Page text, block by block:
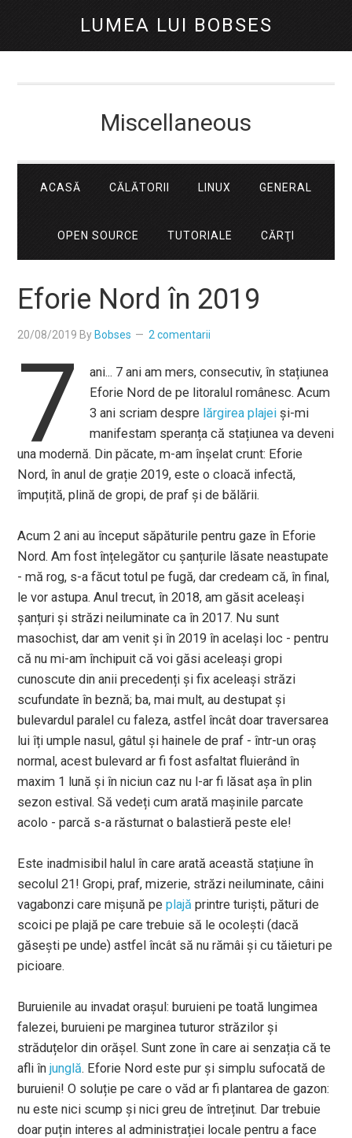
LUMEA LUI BOBSES
Miscellaneous
ACASĂ CĂLĂTORII LINUX GENERAL
OPEN SOURCE TUTORIALE CĂRŢI
Eforie Nord în 2019
20/08/2019 By Bobses 2 comentarii
7
ani... 7 ani am mers, consecutiv, în stațiunea
Eforie Nord de pe litoralul românesc. Acum
3 ani scriam despre lărgirea plajei și-mi
manifestam speranța că stațiunea va deveni
una modernă. Din păcate, m-am înșelat crunt: Eforie
Nord, în anul de grație 2019, este o cloacă infectă,
împuțită, plină de gropi, de praf și de bălării.
Acum 2 ani au început săpăturile pentru gaze în Eforie
Nord. Am fost înțelegător cu șanțurile lăsate neastupate
- mă rog, s-a făcut totul pe fugă, dar credeam că, în final,
le vor astupa. Anul trecut, în 2018, am găsit aceleași
șanțuri și străzi neiluminate ca în 2017. Nu sunt
masochist, dar am venit și în 2019 în același loc - pentru
că nu mi-am închipuit că voi găsi aceleași gropi
cunoscute din anii precedenți și fix aceleași străzi
scufundate în beznă; ba, mai mult, au destupat și
bulevardul paralel cu faleza, astfel încât doar traversarea
lui îți umple nasul, gâtul și hainele de praf - într-un oraș
normal, acest bulevard ar fi fost asfaltat fluierând în
maxim 1 lună și în niciun caz nu l-ar fi lăsat așa în plin
sezon estival. Să vedeți cum arată mașinile parcate
acolo - parcă s-a răsturnat o balastieră peste ele!
Este inadmisibil halul în care arată această stațiune în
secolul 21! Gropi, praf, mizerie, străzi neiluminate, câini
vagabonzi care mișună peplajă printre turiști, pături de
scoici pe plajă pe care trebuie să le ocolești (dacă
găsești pe unde) astfel încât să nu rămâi și cu tăieturi pe
picioare.
Buruienile au invadat orașul: buruieni pe toată lungimea
falezei, buruieni pe marginea tuturor străzilor și
străduțelor din orășel. Sunt zone în care ai senzația că te
afli înjunglă. Eforie Nord este pur și simplu sufocată de
buruieni! O soluție pe care o văd ar fi plantarea de gazon:
nu este nici scump și nici greu de întreținut. Dar trebuie
doar puțin interes al administrației locale pentru a face